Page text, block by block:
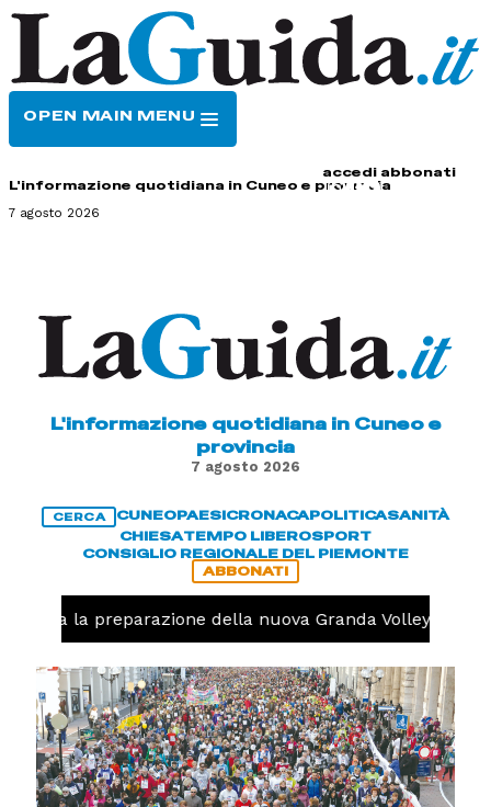
OPEN MAIN MENU
accedi abbonati
L'informazione quotidiana in Cuneo e provincia
7 agosto 2026
L'informazione quotidiana in Cuneo e
provincia
7 agosto 2026
CERCA CUNEOPAESICRONACAPOLITICASANITÀ
CHIESATEMPO LIBEROSPORT
CONSIGLIO REGIONALE DEL PIEMONTE
ABBONATI
la preparazione della nuova Granda Volley (FOTO